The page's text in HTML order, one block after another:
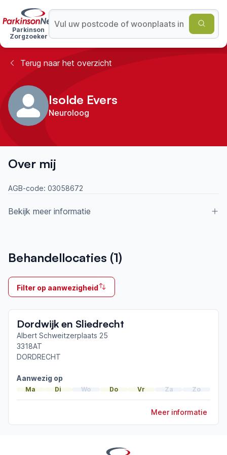
Parkinson
Zorgzoeker
Terug naar het overzicht
Isolde Evers
Neuroloog
Over mij
AGB-code: 03058672
Bekijk meer informatie
2018
Ik behandel
Op locatie
netwerk
Drechtsteden
Afgeronde ParkinsonNet-scholingen
Behandellocaties (1)
Filter op aanwezigheid
Dordwijk en Sliedrecht
Albert Schweitzerplaats 25
3318AT
DORDRECHT
Aanwezig op
Ma Di Wo Do Vr Za Zo
Meer informatie